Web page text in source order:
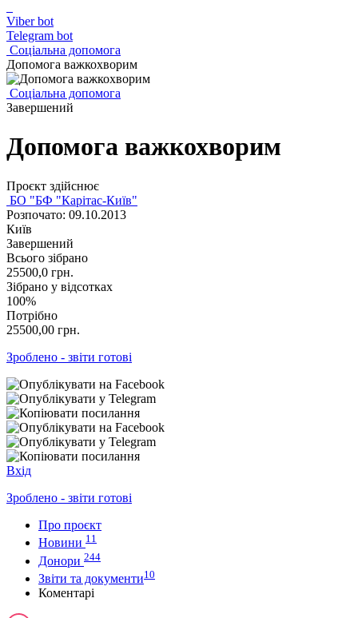
Viber bot
Telegram bot
Соціальна допомога
Допомога важкохворим
Соціальна допомога
Завершений
Допомога важкохворим
Проєкт здійснює
БО "БФ "Карітас-Київ"
Розпочато: 09.10.2013
Київ
Завершений
Всього зібрано
25500,0 грн.
Зібрано у відсотках
100%
Потрібно
25500,00 грн.
Зроблено - звіти готові
Вхід
Зроблено - звіти готові
Про проєкт
Новини 11
Донори 244
Звіти та документи10
Коментарі